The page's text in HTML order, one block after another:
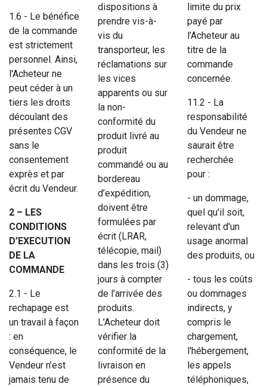
1.6 - Le bénéfice
de la commande
est strictement
personnel. Ainsi,
l'Acheteur ne
peut céder à un
tiers les droits
découlant des
présentes CGV
sans le
consentement
exprès et par
écrit du Vendeur.
2 – LES
CONDITIONS
D’EXECUTION
DE LA
COMMANDE
2.1 - Le
rechapage est
un travail à façon
: en
conséquence, le
Vendeur n’est
jamais tenu de
dispositions à
prendre vis-à-
vis du
transporteur, les
réclamations sur
les vices
apparents ou sur
la non-
conformité du
produit livré au
produit
commandé ou au
bordereau
d’expédition,
doivent être
formulées par
écrit (LRAR,
télécopie, mail)
dans les trois (3)
jours à compter
de l’arrivée des
produits.
L’Acheteur doit
vérifier la
conformité de la
livraison en
présence du
limite du prix
payé par
l’Acheteur au
titre de la
commande
concernée.
11.2 - La
responsabilité
du Vendeur ne
saurait être
recherchée
pour :
- un dommage,
quel qu'il soit,
relevant d'un
usage anormal
des produits, ou
- tous les coûts
ou dommages
indirects, y
compris le
chargement,
l'hébergement,
les appels
téléphoniques,